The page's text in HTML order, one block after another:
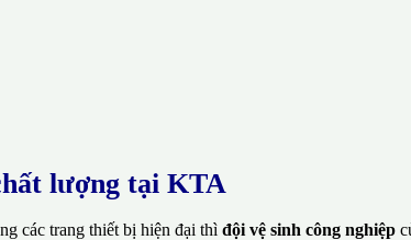
lượng tại KTA
các trang thiết bị hiện đại thì đội vệ sinh công nghiệp